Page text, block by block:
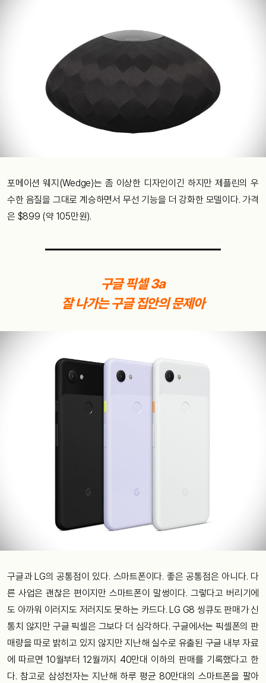
포메이션 웨지(Wedge)는 좀 이상한 디자인이긴 하지만 제플린의 우
수한 음질을 그대로 계승하면서 무선 기능을 더 강화한 모델이다. 가격
은 $899 (약 105만원).
구글 픽셀 3a
잘 나가는 구글 집안의 문제아
구글과 LG의 공통점이 있다. 스마트폰이다. 좋은 공통점은 아니다. 다
른 사업은 괜찮은 편이지만 스마트폰이 말썽이다. 그렇다고 버리기에
도 아까워 이러지도 저러지도 못하는 카드다. LG G8 씽큐도 판매가 신
통치 않지만 구글 픽셀은 그보다 더 심각하다. 구글에서는 픽셀폰의 판
매량을 따로 밝히고 있지 않지만 지난해 실수로 유출된 구글 내부 자료
에 따르면 10월부터 12월까지 40만대 이하의 판매를 기록했다고 한
다. 참고로 삼성전자는 지난해 하루 평균 80만대의 스마트폰을 팔아